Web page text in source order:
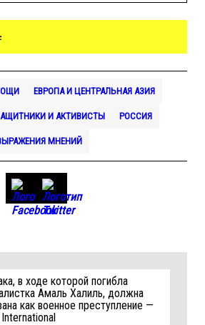
ЕВРОПА И ЦЕНТРАЛЬНАЯ АЗИЯ
И АКТИВИСТЫ РОССИЯ
МНЕНИЙ
в ходе которой погибла
Амаль Халиль, должна
как военное преступление —